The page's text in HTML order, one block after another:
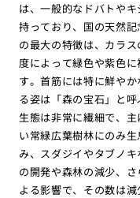
は、一般的なドバトや
持っており、国の天然
の最大の特徴は、カラ
度によって緑色や紫色
す。首筋には特に鮮や
る姿は「森の宝石」と
生態は非常に繊細で、
い常緑広葉樹林にのみ
み、スダジイやタブノ
の開発や森林の減少、
よる影響で、その数は